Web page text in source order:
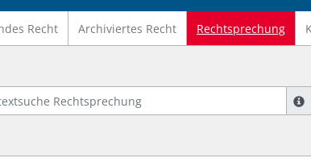
Recht Archiviertes Recht Rechtsprechung
Rechtsprechung